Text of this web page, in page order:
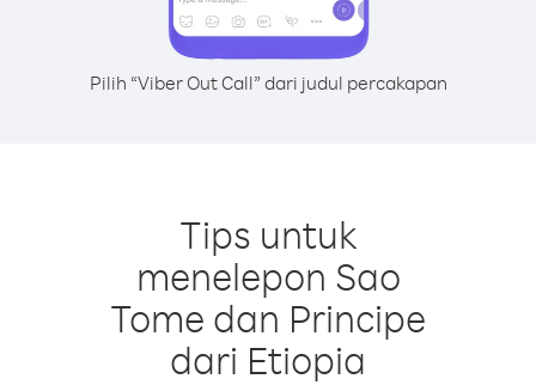
Pilih “Viber Out Call” dari judul percakapan
Tips untuk
menelepon Sao
Tome dan Principe
dari Etiopia